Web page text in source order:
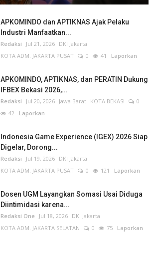
APKOMINDO dan APTIKNAS Ajak Pelaku
Industri Manfaatkan...
Redaksi Jul 21, 2026 DKI Jakarta
KOTA ADM. JAKARTA PUSAT
0 41 Laporkan
APKOMINDO, APTIKNAS, dan PERATIN Dukung
IFBEX Bekasi 2026,...
Redaksi Jul 20, 2026 Jawa Barat KOTA BEKASI
0
42 Laporkan
Indonesia Game Experience (IGEX) 2026 Siap
Digelar, Dorong...
Redaksi Jul 19, 2026 DKI Jakarta
KOTA ADM. JAKARTA PUSAT
0 121 Laporkan
Dosen UGM Layangkan Somasi Usai Diduga
Diintimidasi karena...
Redaksi One Jul 18, 2026 DKI Jakarta
KOTA ADM. JAKARTA SELATAN
0 75 Laporkan